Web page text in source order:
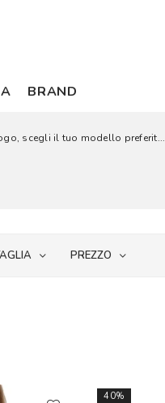
BRAND
scegli il tuo modello preferit...
PREZZO
40%